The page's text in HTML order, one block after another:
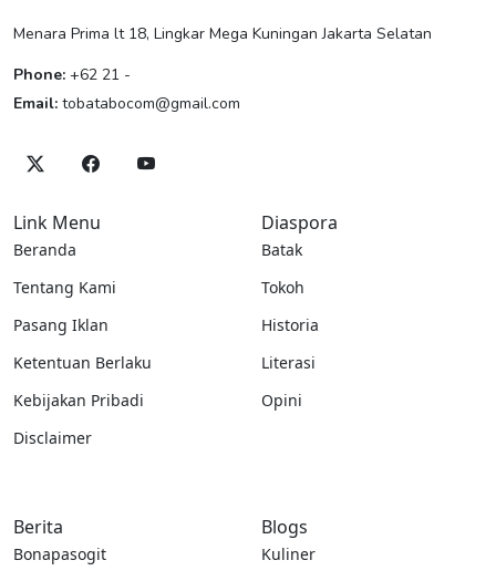
Menara Prima lt 18, Lingkar Mega Kuningan Jakarta Selatan
Phone: +62 21 -
Email: tobatabocom@gmail.com
Link Menu
Beranda
Tentang Kami
Pasang Iklan
Ketentuan Berlaku
Kebijakan Pribadi
Disclaimer
Diaspora
Batak
Tokoh
Historia
Literasi
Opini
Berita
Bonapasogit
Blogs
Kuliner